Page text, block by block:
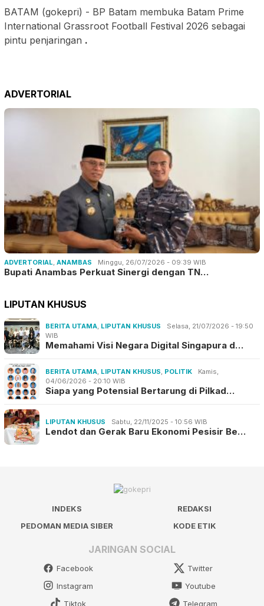
BATAM (gokepri) - BP Batam membuka Batam Prime
International Grassroot Football Festival 2026 sebagai
pintu penjaringan .
ADVERTORIAL
ADVERTORIAL, ANAMBAS Minggu, 26/07/2026 - 09:39 WIB
Bupati Anambas Perkuat Sinergi dengan TN…
LIPUTAN KHUSUS
BERITA UTAMA, LIPUTAN KHUSUS
Selasa, 21/07/2026 - 19:50
WIB
Memahami Visi Negara Digital Singapura d…
BERITA UTAMA, LIPUTAN KHUSUS, POLITIK
Kamis,
04/06/2026 - 20:10 WIB
Siapa yang Potensial Bertarung di Pilkad…
LIPUTAN KHUSUS Sabtu, 22/11/2025 - 10:56 WIB
Lendot dan Gerak Baru Ekonomi Pesisir Be…
INDEKS
REDAKSI
PEDOMAN MEDIA SIBER
KODE ETIK
JARINGAN SOCIAL
Facebook
Twitter
Instagram
Youtube
Tiktok
Telegram